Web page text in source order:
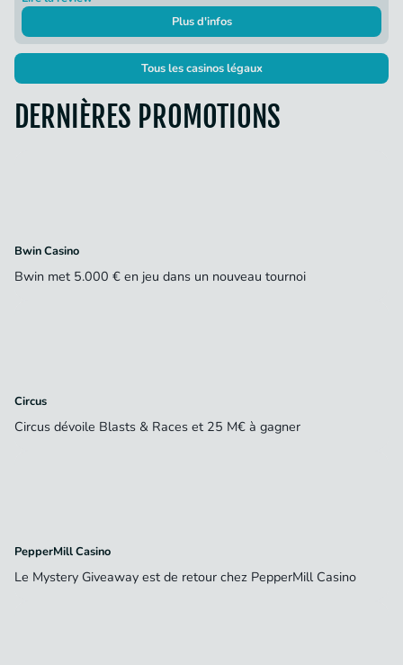
Plus d'infos
Tous les casinos légaux
DERNIÈRES PROMOTIONS
Bwin Casino
Bwin met 5.000 € en jeu dans un nouveau tournoi
Circus
Circus dévoile Blasts & Races et 25 M€ à gagner
PepperMill Casino
Le Mystery Giveaway est de retour chez PepperMill Casino